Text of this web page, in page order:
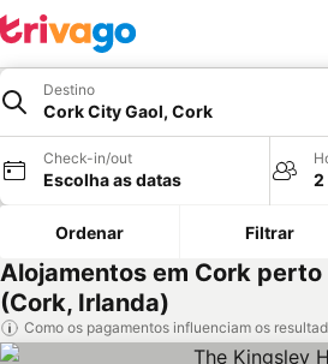
Destino
Cork City Gaol, Cork
Check-in/out
Escolha as datas 2
Ordenar Filtrar
Alojamentos em Cork
(Cork, Irlanda)
Como os pagamentos influenciam os